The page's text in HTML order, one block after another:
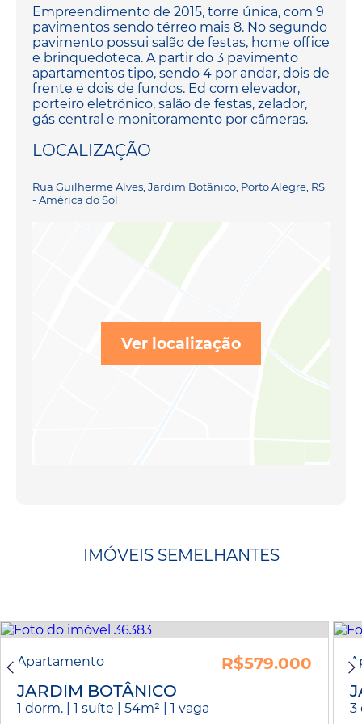
Empreendimento de 2015, torre única, com 9
pavimentos sendo térreo mais 8. No segundo
pavimento possui salão de festas, home office
e brinquedoteca. A partir do 3 pavimento
apartamentos tipo, sendo 4 por andar, dois de
frente e dois de fundos. Ed com elevador,
porteiro eletrônico, salão de festas, zelador,
gás central e monitoramento por câmeras.
LOCALIZAÇÃO
Rua Guilherme Alves, Jardim Botânico, Porto Alegre, RS
- América do Sol
Ver localização
IMÓVEIS SEMELHANTES
Apartamento
R$579.000
JARDIM BOTÂNICO
1 dorm. | 1 suíte | 54m² | 1 vaga 3